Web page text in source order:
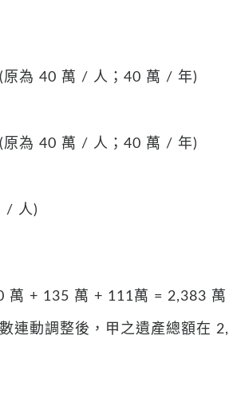
為 40 萬 / 人；40 萬 / 年)
為 40 萬 / 人；40 萬 / 年)
/ 人)
萬 + 135 萬 + 111萬 = 2,383 萬
連動調整後，甲之遺產總額在